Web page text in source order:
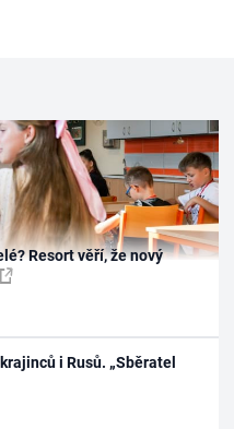
Resort věří, že nový
i Rusů. „Sběratel